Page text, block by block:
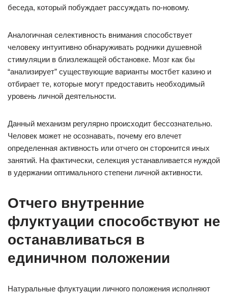
беседа, который побуждает рассуждать по-новому.
Аналогичная селективность внимания способствует
человеку интуитивно обнаруживать родники душевной
стимуляции в близлежащей обстановке. Мозг как бы
“анализирует” существующие варианты мостбет казино и
отбирает те, которые могут предоставить необходимый
уровень личной деятельности.
Данный механизм регулярно происходит бессознательно.
Человек может не осознавать, почему его влечет
определенная активность или отчего он сторонится иных
занятий. На фактически, селекция устанавливается нуждой
в удержании оптимального степени личной активности.
Отчего внутренние
флуктуации способствуют не
останавливаться в
единичном положении
Натуральные флуктуации личного положения исполняют